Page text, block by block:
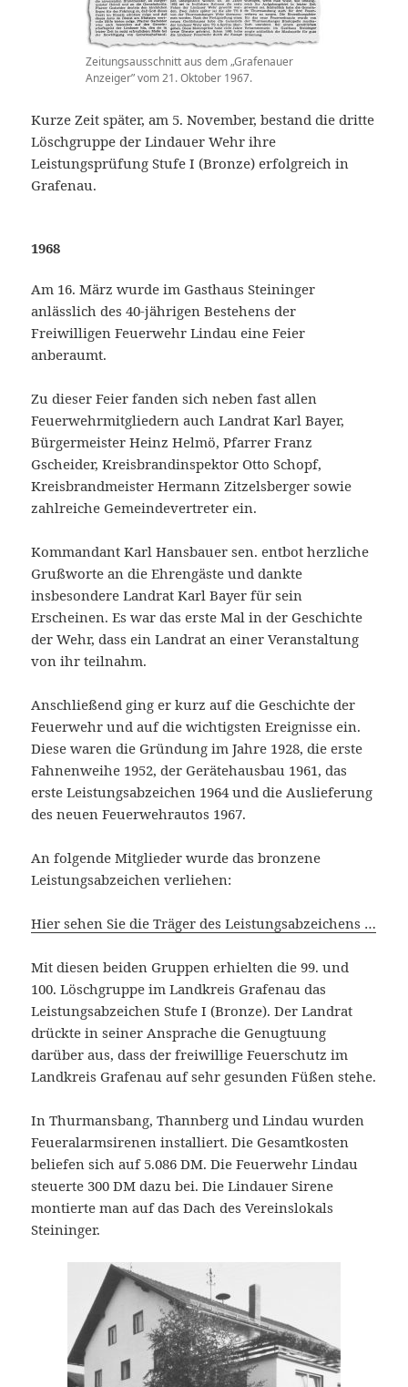
Zeitungsausschnitt aus dem „Grafenauer
Anzeiger” vom 21. Oktober 1967.
Kurze Zeit später, am 5. November, bestand die dritte
Löschgruppe der Lindauer Wehr ihre
Leistungsprüfung Stufe I (Bronze) erfolgreich in
Grafenau.
1968
Am 16. März wurde im Gasthaus Steininger
anlässlich des 40-jährigen Bestehens der
Freiwilligen Feuerwehr Lindau eine Feier
anberaumt.
Zu dieser Feier fanden sich neben fast allen
Feuerwehrmitgliedern auch Landrat Karl Bayer,
Bürgermeister Heinz Helmö, Pfarrer Franz
Gscheider, Kreisbrandinspektor Otto Schopf,
Kreisbrandmeister Hermann Zitzelsberger sowie
zahlreiche Gemeindevertreter ein.
Kommandant Karl Hansbauer sen. entbot herzliche
Grußworte an die Ehrengäste und dankte
insbesondere Landrat Karl Bayer für sein
Erscheinen. Es war das erste Mal in der Geschichte
der Wehr, dass ein Landrat an einer Veranstaltung
von ihr teilnahm.
Anschließend ging er kurz auf die Geschichte der
Feuerwehr und auf die wichtigsten Ereignisse ein.
Diese waren die Gründung im Jahre 1928, die erste
Fahnenweihe 1952, der Gerätehausbau 1961, das
erste Leistungsabzeichen 1964 und die Auslieferung
des neuen Feuerwehrautos 1967.
An folgende Mitglieder wurde das bronzene
Leistungsabzeichen verliehen:
Hier sehen Sie die Träger des Leistungsabzeichens …
Mit diesen beiden Gruppen erhielten die 99. und
100. Löschgruppe im Landkreis Grafenau das
Leistungsabzeichen Stufe I (Bronze). Der Landrat
drückte in seiner Ansprache die Genugtuung
darüber aus, dass der freiwillige Feuerschutz im
Landkreis Grafenau auf sehr gesunden Füßen stehe.
In Thurmansbang, Thannberg und Lindau wurden
Feueralarmsirenen installiert. Die Gesamtkosten
beliefen sich auf 5.086 DM. Die Feuerwehr Lindau
steuerte 300 DM dazu bei. Die Lindauer Sirene
montierte man auf das Dach des Vereinslokals
Steininger.